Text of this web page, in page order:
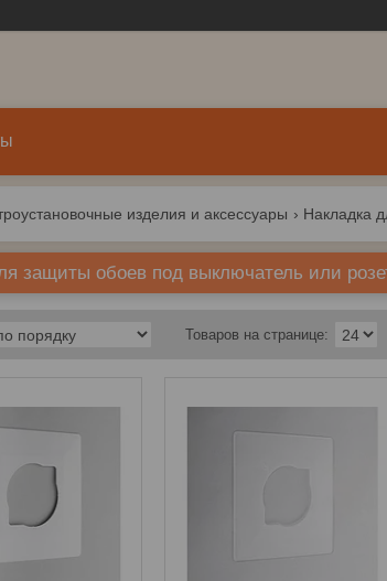
изделия и аксессуары
защиты обоев под выключатель или